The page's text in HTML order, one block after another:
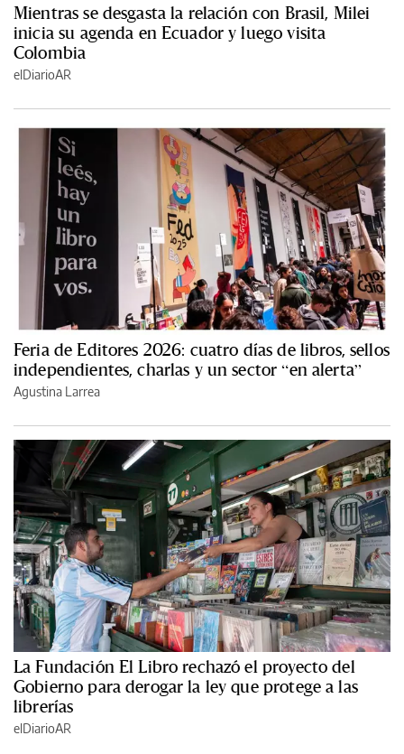
Mientras se desgasta la relación con Brasil, Milei
inicia su agenda en Ecuador y luego visita
Colombia
elDiarioAR
Feria de Editores 2026: cuatro días de libros, sellos
independientes, charlas y un sector “en alerta”
Agustina Larrea
La Fundación El Libro rechazó el proyecto del
Gobierno para derogar la ley que protege a las
librerías
elDiarioAR